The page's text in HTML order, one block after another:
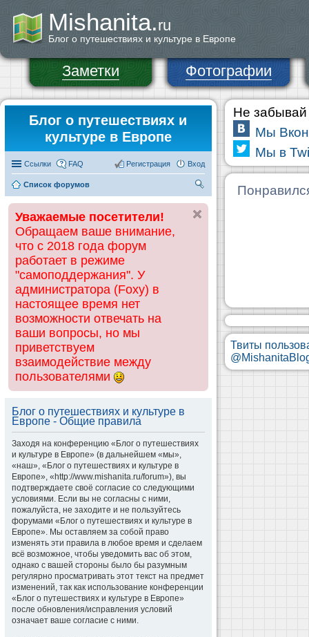
Mishanita.ru
Блог о путешествиях и культуре в Европе
Заметки Фотографии
Блог о путешествиях и
культуре в Европе
Ссылки FAQ Вход
Регистрация
Список форумов
ск
Уважаемые посетители!
Обращаем ваше внимание,
что с 2018 года форум
работает в режиме
"самоподдержания". У
администратора (Foxy) в
настоящее время нет
возможности отвечать на
ваши вопросы, но мы
приветствуем
взаимодействие между
пользователями
Блог о путешествиях и культуре в
Европе - Общие правила
Заходя на конференцию «Блог о путешествиях
и культуре в Европе» (в дальнейшем «мы»,
«наш», «Блог о путешествиях и культуре в
Европе», «http://www.mishanita.ru/forum»), вы
подтверждаете своё согласие со следующими
условиями. Если вы не согласны с ними,
пожалуйста, не заходите и не пользуйтесь
форумами «Блог о путешествиях и культуре в
Европе». Мы оставляем за собой право
изменять эти правила в любое время и сделаем
всё возможное, чтобы уведомить вас об этом,
однако с вашей стороны было бы разумным
регулярно просматривать этот текст на предмет
изменений, так как использование конференции
«Блог о путешествиях и культуре в Европе»
после обновления/исправления условий
означает ваше согласие с ними.
Не забывай
Мы
Мы в
Твиты